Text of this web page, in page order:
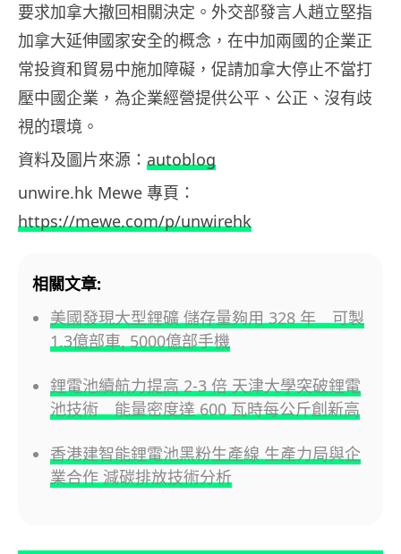
要求加拿大撤回相關決定。外交部發言人趙立堅指
加拿大延伸國家安全的概念，在中加兩國的企業正
常投資和貿易中施加障礙，促請加拿大停止不當打
壓中國企業，為企業經營提供公平、公正、沒有歧
視的環境。
資料及圖片來源： autoblog
unwire.hk Mewe 專頁：
https://mewe.com/p/unwirehk
相關文章:
美國發現大型鋰礦 儲存量夠用 328 年 可製
1.3億部車, 5000億部手機
鋰電池續航力提高 2-3 倍 天津大學突破鋰電
池技術 能量密度達 600 瓦時每公斤創新高
香港建智能鋰電池黑粉生產線 生產力局與企
業合作 減碳排放技術分析